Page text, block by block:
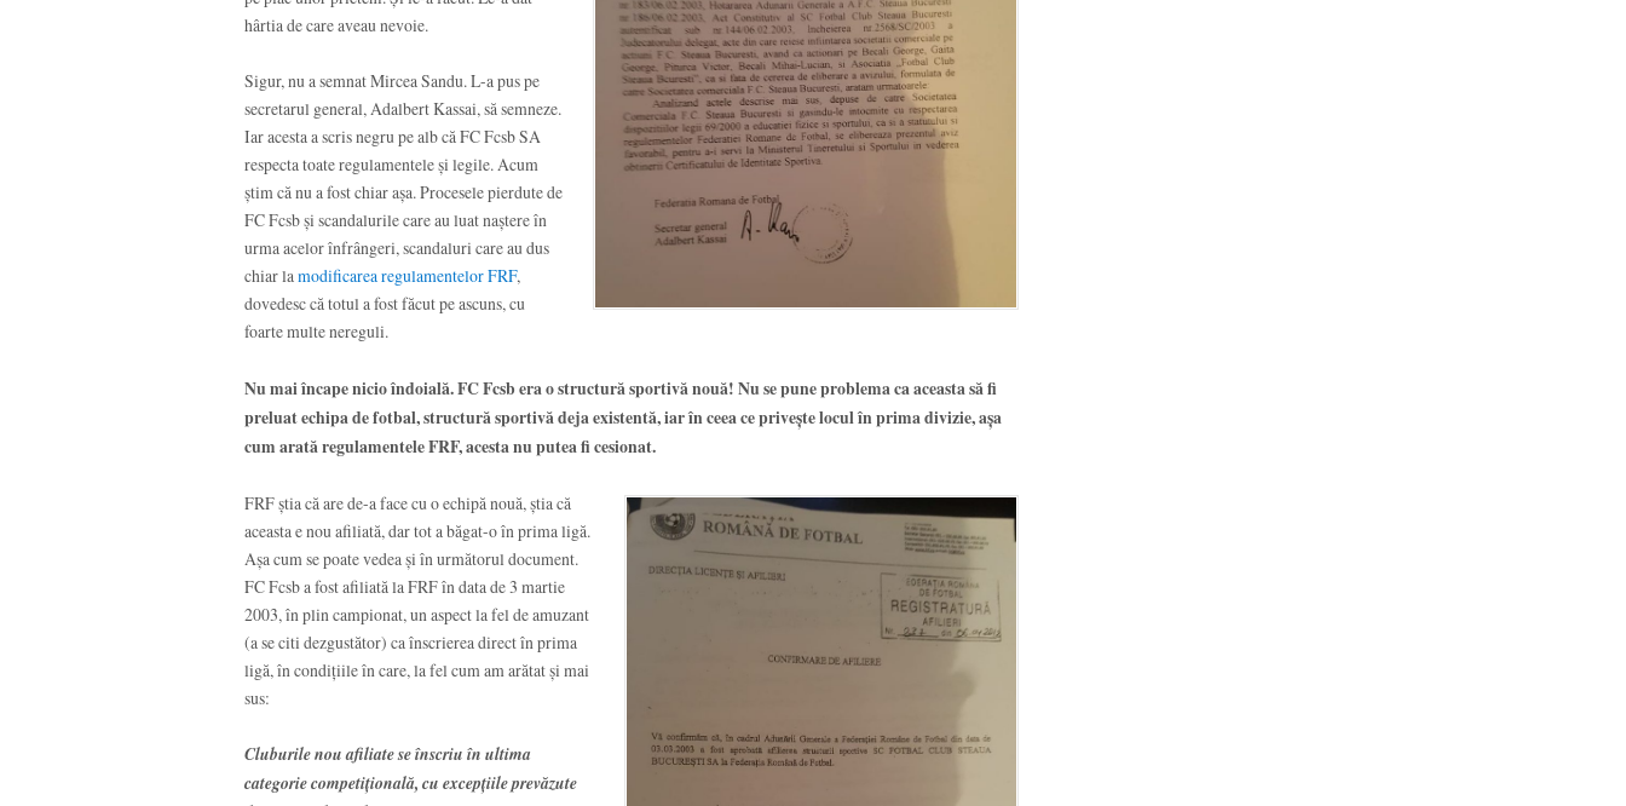
hârtia de care aveau nevoie.
Sigur, nu a semnat Mircea Sandu. L-a pus pe
secretarul general, Adalbert Kassai, să semneze.
Iar acesta a scris negru pe alb că FC Fcsb SA
respecta toate regulamentele și legile. Acum
știm că nu a fost chiar așa. Procesele pierdute de
FC Fcsb și scandalurile care au luat naștere în
urma acelor înfrângeri, scandaluri care au dus
chiar lamodificarea regulamentelor FRF,
dovedesc că totul a fost făcut pe ascuns, cu
foarte multe nereguli.
Nu mai încape nicio îndoială. FC Fcsb era o structură sportivă nouă! Nu se pune problema ca aceasta să fi
preluat echipa de fotbal, structură sportivă deja existentă, iar în ceea ce privește locul în prima divizie, așa
cum arată regulamentele FRF, acesta nu putea fi cesionat.
FRF știa că are de-a face cu o echipă nouă, știa că
aceasta e nou afiliată, dar tot a băgat-o în prima ligă.
Așa cum se poate vedea și în următorul document.
FC Fcsb a fost afiliată la FRF în data de 3 martie
2003, în plin campionat, un aspect la fel de amuzant
(a se citi dezgustător) ca înscrierea direct în prima
ligă, în condițiile în care, la fel cum am arătat și mai
sus:
Cluburile nou afiliate se înscriu în ultima
categorie competiţională, cu excepţiile prevăzute